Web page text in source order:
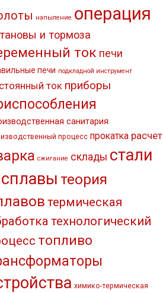
напыление операция
и тормоза
ток печи
печи подкладной инструмент
ток приборы
санитария
процесс прокатка расчет
сжигание склады стали
теория
термическая
технологический
топливо
химико-термическая